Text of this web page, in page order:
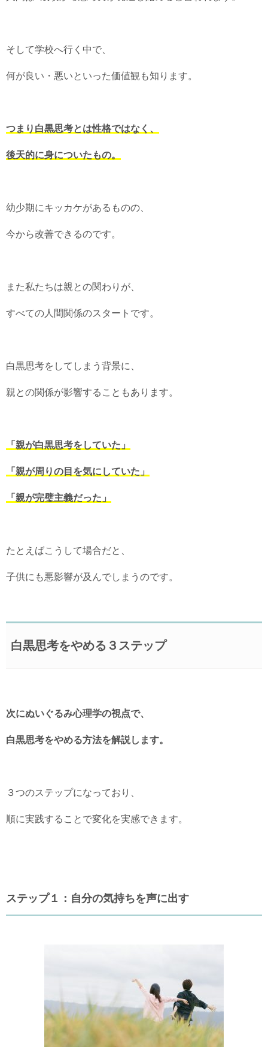
そして学校へ行く中で、
何が良い・悪いといった価値観も知ります。
つまり白黒思考とは性格ではなく、
後天的に身についたもの。
幼少期にキッカケがあるものの、
今から改善できるのです。
また私たちは親との関わりが、
すべての人間関係のスタートです。
白黒思考をしてしまう背景に、
親との関係が影響することもあります。
「親が白黒思考をしていた」
「親が周りの目を気にしていた」
「親が完璧主義だった」
たとえばこうして場合だと、
子供にも悪影響が及んでしまうのです。
白黒思考をやめる３ステップ
次にぬいぐるみ心理学の視点で、
白黒思考をやめる方法を解説します。
３つのステップになっており、
順に実践することで変化を実感できます。
ステップ１：自分の気持ちを声に出す